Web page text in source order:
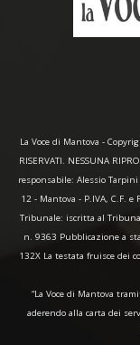
La Voce di Mantova -
RISERVATI. NESSUNA
responsabile: Alessio
12 - Mantova - P.IVA, C.F.
Tribunale: iscritta al
n. 9363 Pubblicazione a
132X La testata fruisce dei
“La Voce di Mantova
aderendo alla carta dei